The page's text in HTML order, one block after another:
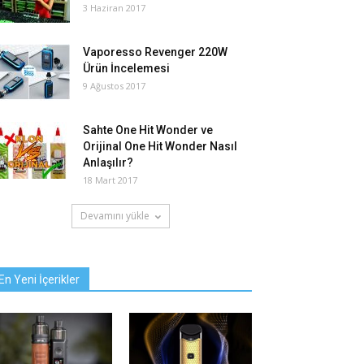
3 Haziran 2017
Vaporesso Revenger 220W
Ürün İncelemesi
9 Ağustos 2017
Sahte One Hit Wonder ve
Orijinal One Hit Wonder Nasıl
Anlaşılır?
18 Mart 2017
Devamını yükle
Yeni İçerikler